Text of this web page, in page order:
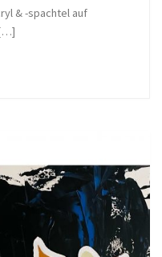
& -spachtel auf
[…]